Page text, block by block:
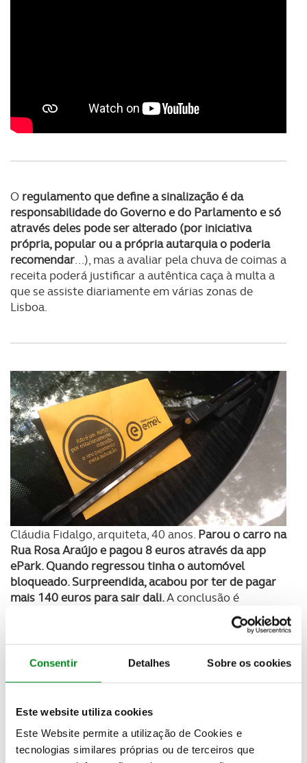
Consentir Detalhes Sobre os cookies
Este website utiliza cookies
Este Website permite a utilização de Cookies e
tecnologias similares próprias ou de terceiros que
O regulamento que define a sinalização é da
responsabilidade do Governo e do Parlamento e só
através deles pode ser alterado (por iniciativa
própria, popular ou a própria autarquia o poderia
recomendar...), mas a avaliar pela chuva de coimas a
receita poderá justificar a autêntica caça à multa a
que se assiste diariamente em várias zonas de
Lisboa.
Cláudia Fidalgo, arquiteta, 40 anos. Parou o carro na
Rua Rosa Araújo e pagou 8 euros através da app
ePark. Quando regressou tinha o automóvel
bloqueado. Surpreendida, acabou por ter de pagar
mais 140 euros para sair dali.A conclusão é
generalizada: "Estes sinais não se distinguem dos
outros. Pensava que estava a fazer tudo bem, mas
afinal não", lamenta a arquiteta. As próprias
brigadas da EMEL admitem que a situação é uma
evitar esta situação.